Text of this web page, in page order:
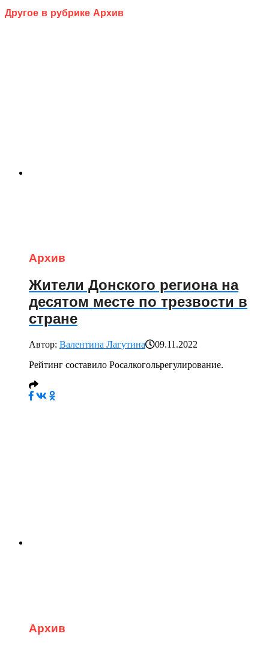
Другое в рубрике Архив
Архив
Жители Донского региона на
десятом месте по трезвости в
стране
Автор: Валентина Лагутина
09.11.2022
Рейтинг составило Росалкогольрегулирование.
Архив